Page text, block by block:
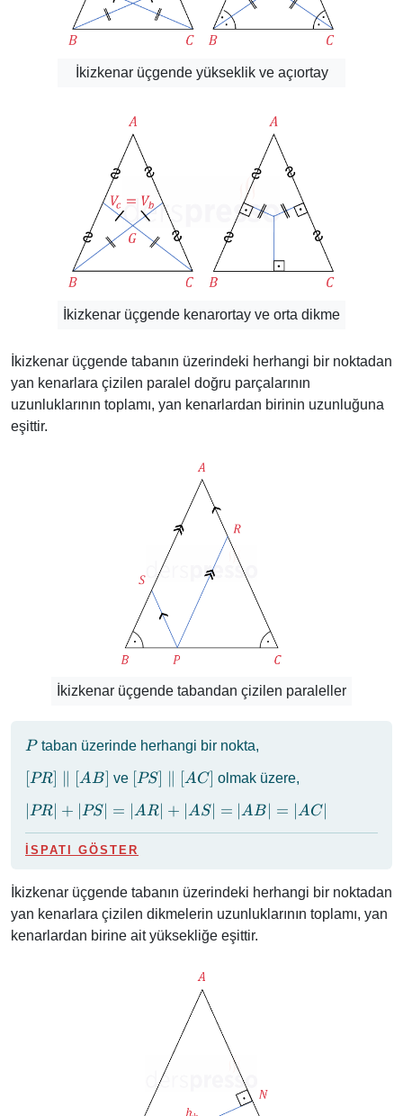
İkizkenar üçgende yükseklik ve açıortay
İkizkenar üçgende kenarortay ve orta dikme
İkizkenar üçgende tabanın üzerindeki herhangi bir noktadan
yan kenarlara çizilen paralel doğru parçalarının
uzunluklarının toplamı, yan kenarlardan birinin uzunluğuna
eşittir.
İkizkenar üçgende tabandan çizilen paraleller
P
P taban üzerinde herhangi bir nokta,
[PR]
[AB]
[PR] [AB] ve [PS]
[AC]
[PS] [AC] olmak üzere,
\abs{PR}
+
\abs{PS}
\abs{AR}
\abs{AS}
=
PR + PS∣ = AR∣ + AS∣ = ∣AB = AC
İSPATI GÖSTER
İkizkenar üçgende tabanın üzerindeki herhangi bir noktadan
yan kenarlara çizilen dikmelerin uzunluklarının toplamı, yan
kenarlardan birine ait yüksekliğe eşittir.